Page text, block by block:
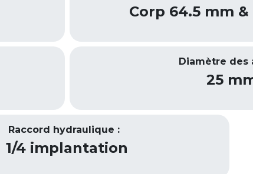
Corp 64.5 mm
Diamètre des
25
Raccord hydraulique :
1/4 implantation